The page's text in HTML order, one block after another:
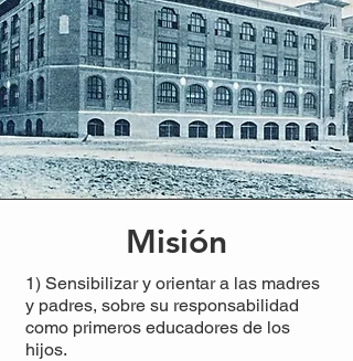
Misión
1) Sensibilizar y orientar a las madres
y padres, sobre su responsabilidad
como primeros educadores de los
hijos.